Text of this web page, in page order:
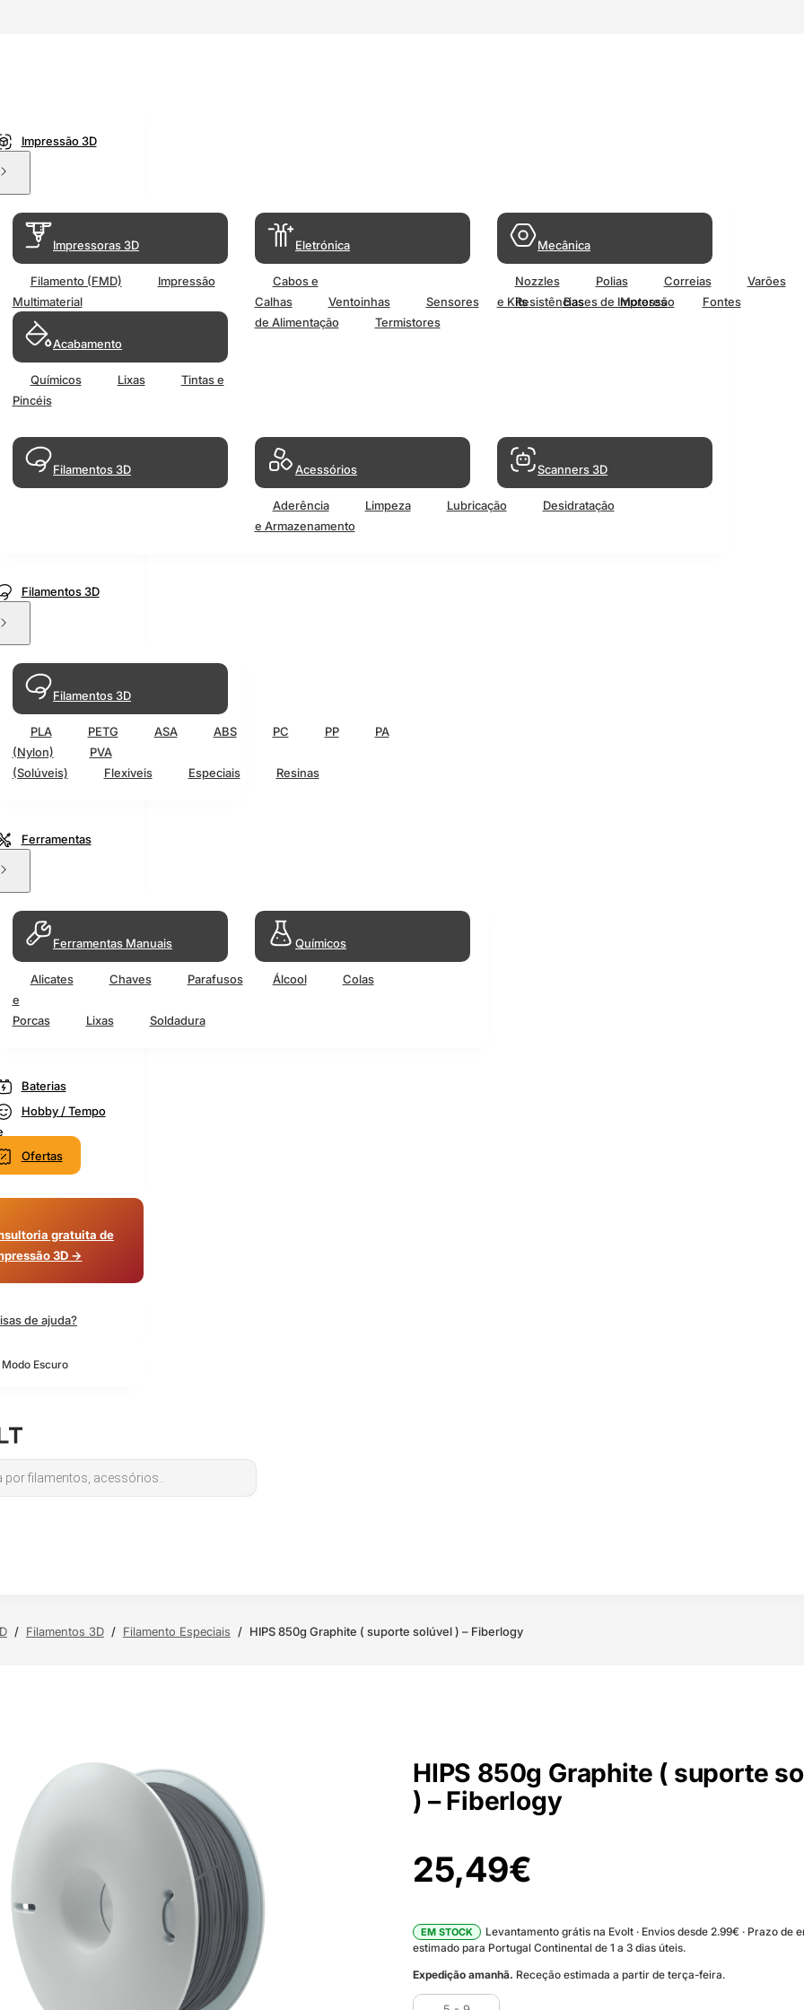
Impressão 3D
Impressoras 3D
Filamento (FMD)
Impressão
Multimaterial
Acabamento
Químicos Lixas
Tintas e
Pincéis
Eletrónica
Cabos e
Calhas
Ventoinhas Sensores Resistências Motores
Fontes
de Alimentação
Termistores
Mecânica
Nozzles Polias Correias
Varões
e Kits
Bases de Impressão
Filamentos 3D Acessórios
Aderência Limpeza Lubricação
Desidratação
e Armazenamento
Scanners 3D
Filamentos 3D
Filamentos 3D
PLA PETG ASA ABS PC PP
PA
(Nylon)
PVA
(Solúveis)
Flexiveis Especiais Resinas
Ferramentas
Ferramentas Manuais
Alicates Chaves
Parafusos
e
Porcas
Lixas Soldadura
Químicos
Álcool Colas
Baterias
Hobby / Tempo
Ofertas
gratuita de
3D →
de ajuda?
Escuro
/ Filamentos 3D / Filamento Especiais / HIPS 850g Graphite ( suporte solúvel ) – Fiberlogy
HIPS 850g Graphite ( suporte
) – Fiberlogy
25,49€
EM STOCK
Levantamento grátis na Evolt · Envios desde 2.99€ · Prazo de
estimado para Portugal Continental de 1 a 3 dias úteis.
Expedição amanhã. Receção estimada a partir de terça-feira.